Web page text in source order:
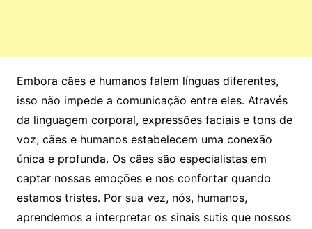
Embora cães e humanos falem línguas diferentes,
isso não impede a comunicação entre eles. Através
da linguagem corporal, expressões faciais e tons de
voz, cães e humanos estabelecem uma conexão
única e profunda. Os cães são especialistas em
captar nossas emoções e nos confortar quando
estamos tristes. Por sua vez, nós, humanos,
aprendemos a interpretar os sinais sutis que nossos